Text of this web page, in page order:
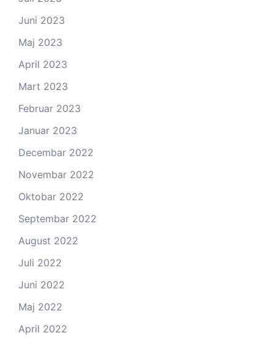
Juni 2023
Maj 2023
April 2023
Mart 2023
Februar 2023
Januar 2023
Decembar 2022
Novembar 2022
Oktobar 2022
Septembar 2022
August 2022
Juli 2022
Juni 2022
Maj 2022
April 2022